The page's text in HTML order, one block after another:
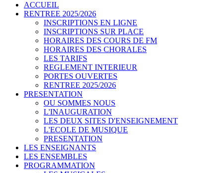
ACCUEIL
RENTREE 2025/2026
INSCRIPTIONS EN LIGNE
INSCRIPTIONS SUR PLACE
HORAIRES DES COURS DE FM
HORAIRES DES CHORALES
LES TARIFS
REGLEMENT INTERIEUR
PORTES OUVERTES
RENTREE 2025/2026
PRESENTATION
OU SOMMES NOUS
L'INAUGURATION
LES DEUX SITES D'ENSEIGNEMENT
L'ECOLE DE MUSIQUE
PRESENTATION
LES ENSEIGNANTS
LES ENSEMBLES
PROGRAMMATION